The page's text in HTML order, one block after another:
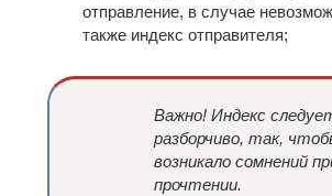
отправление, в случае
также индекс отправителя;
Важно! Индекс
разборчиво, так,
возникало сомнений
прочтении.